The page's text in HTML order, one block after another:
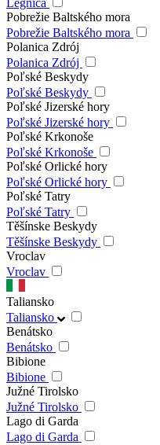
Legnica
Pobrežie Baltského mora
Pobrežie Baltského mora
Polanica Zdrój
Polanica Zdrój
Poľské Beskydy
Poľské Beskydy
Poľské Jizerské hory
Poľské Jizerské hory
Poľské Krkonoše
Poľské Krkonoše
Poľské Orlické hory
Poľské Orlické hory
Poľské Tatry
Poľské Tatry
Těšínske Beskydy
Těšínske Beskydy
Vroclav
Vroclav
Taliansko
Taliansko
Benátsko
Benátsko
Bibione
Bibione
Južné Tirolsko
Južné Tirolsko
Lago di Garda
Lago di Garda